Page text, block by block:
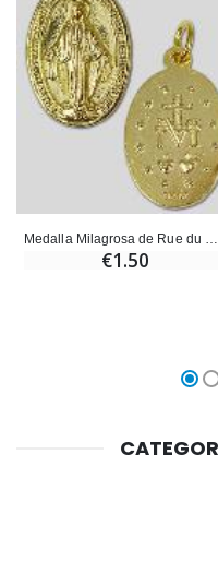
€1.50